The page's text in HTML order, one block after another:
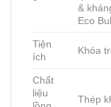
&
Eco
Tiện
ích
Khóa
Chất
liệu
Thép